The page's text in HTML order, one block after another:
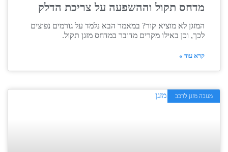
מדחס תקול וההשפעה על צריכת הדלק
המזגן לא מוציא קור? במאמר הבא נלמד על גורמים נפוצים
לכך, וכן באילו מקרים מדובר במדחס מזגן תקול.
קרא עוד »
מעבה מזגן לרכב